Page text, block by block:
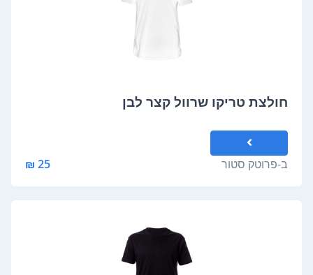
חולצת טריקו שרוול קצר לבן
ב-פרוטק סטור 25 ₪